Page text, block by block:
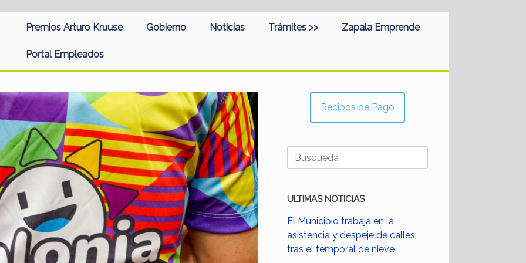
Premios Arturo Kruuse Gobierno Noticias Trámites >> Zapala Emprende
Portal Empleados
Recibos de Pago
Buscar:
ULTIMAS NOTICIAS
El Municipio trabaja en la
asistencia y despeje de calles
tras el temporal de nieve